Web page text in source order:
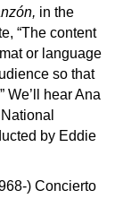
in the
“The content
or language
so that
We’ll hear Ana
by Eddie
) Concierto